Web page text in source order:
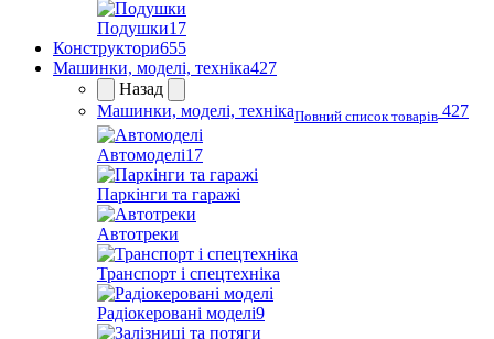
Подушки17
Конструктори655
Машинки, моделі, техніка427
Назад
Машинки, моделі, технікаПовний список товарів 427
Автомоделі17
Паркінги та гаражі
Автотреки
Транспорт і спецтехніка
Радіокеровані моделі9